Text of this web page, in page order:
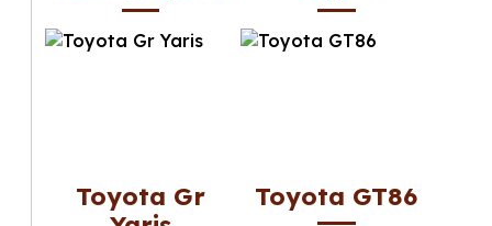
Toyota Gr
Toyota GT86